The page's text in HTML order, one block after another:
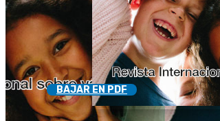
BAJAR EN PDF